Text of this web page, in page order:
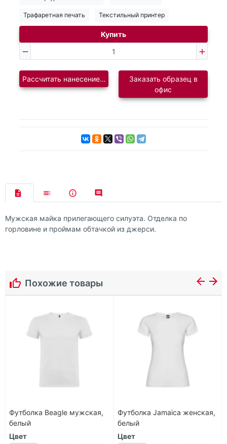
Трафаретная печать Текстильный принтер
Купить
Рассчитать нанесение логотипаЗаказать образец в
офис
Мужская майка прилегающего силуэта. Отделка по
горловине и проймам обтачкой из джерси.
Похожие товары
Футболка Beagle мужская,
белый
Цвет
Футболка Jamaica женская,
белый
Цвет